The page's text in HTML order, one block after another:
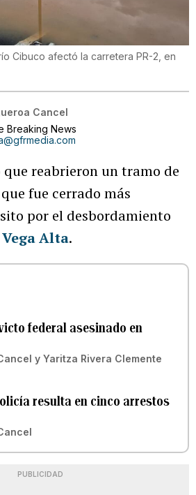
Cibuco afectó la carretera PR-2, en
Cancel
Breaking News
reabrieron un tramo de
fue cerrado más
por el desbordamiento
Vega Alta.
federal asesinado en
y Yaritza Rivera Clemente
resulta en cinco arrestos
PUBLICIDAD